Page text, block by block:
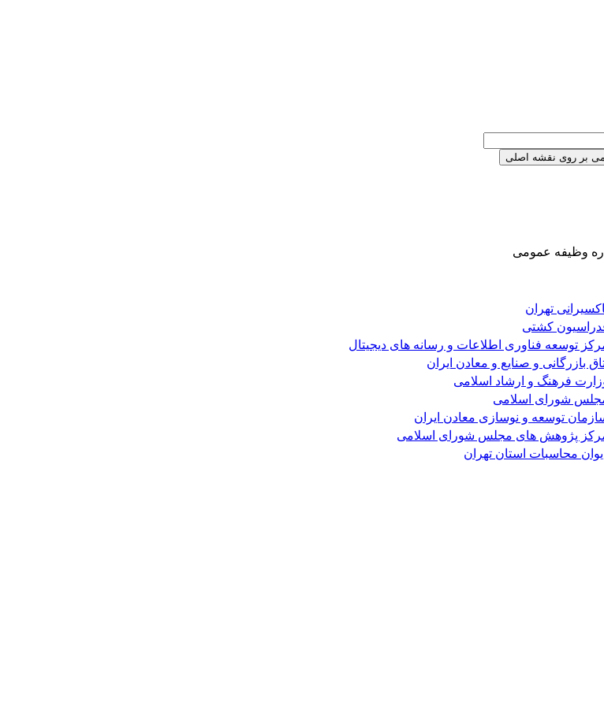
وظیفه عمومی
تهران
کشتی
توسعه فناوری اطلاعات و رسانه های دیجیتال
بازرگانی و صنایع و معادن ایران
فرهنگ و ارشاد اسلامی
شورای اسلامی
توسعه و نوسازی معادن ایران
پژوهش های مجلس شورای اسلامی
محاسبات استان تهران